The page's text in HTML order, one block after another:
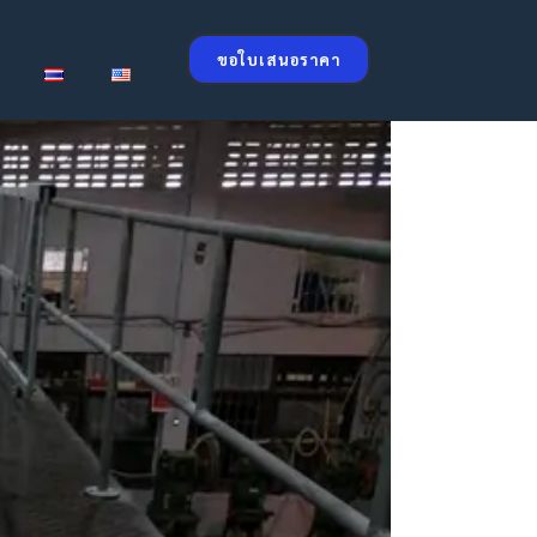
ขอใบเสนอราคา